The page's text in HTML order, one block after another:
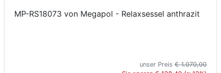
MP-RS18073 von Megapol - Relaxsessel anthrazit
unser Preis € 1.070,00